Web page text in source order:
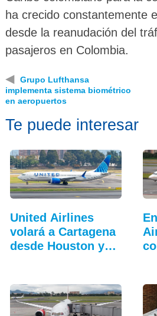
ha crecido constantemente
desde la reanudación del
pasajeros en Colombia.
◀
Grupo Lufthansa
implementa sistema biométrico
en aeropuertos
Te puede interesar
United Airlines
volará a Cartagena
desde Houston y…